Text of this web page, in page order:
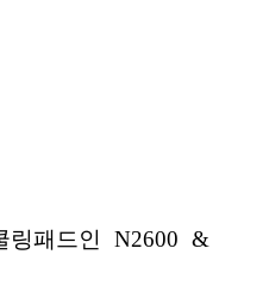
링패드인 N2600 &